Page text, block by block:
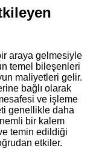
araya gelmesiyle
temel bileşenleri
maliyetleri gelir.
bağlı olarak
ve işleme
genellikle daha
bir kalem
temin edildiği
etkiler.